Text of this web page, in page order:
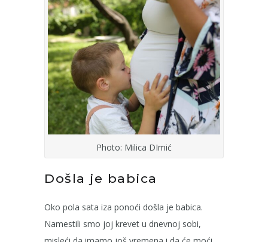
Photo: Milica DImić
Došla je babica
Oko pola sata iza ponoći došla je babica.
Namestili smo joj krevet u dnevnoj sobi,